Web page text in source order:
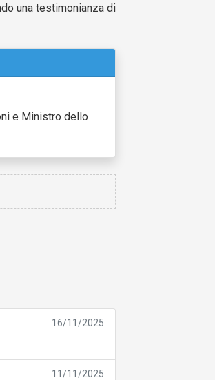
una testimonianza di
e Ministro dello
16/11/2025
11/11/2025